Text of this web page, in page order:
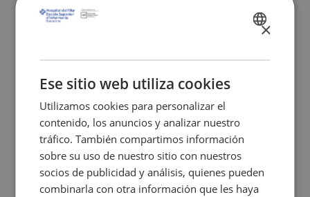
47XXXX28-F
Graells
Estudios
Barcelona,
29 de
mayo de
SPANISH
×
Ese sitio web utiliza cookies
Utilizamos cookies para personalizar el
contenido, los anuncios y analizar nuestro
tráfico. También compartimos información
sobre su uso de nuestro sitio con nuestros
socios de publicidad y análisis, quienes pueden
combinarla con otra información que les haya